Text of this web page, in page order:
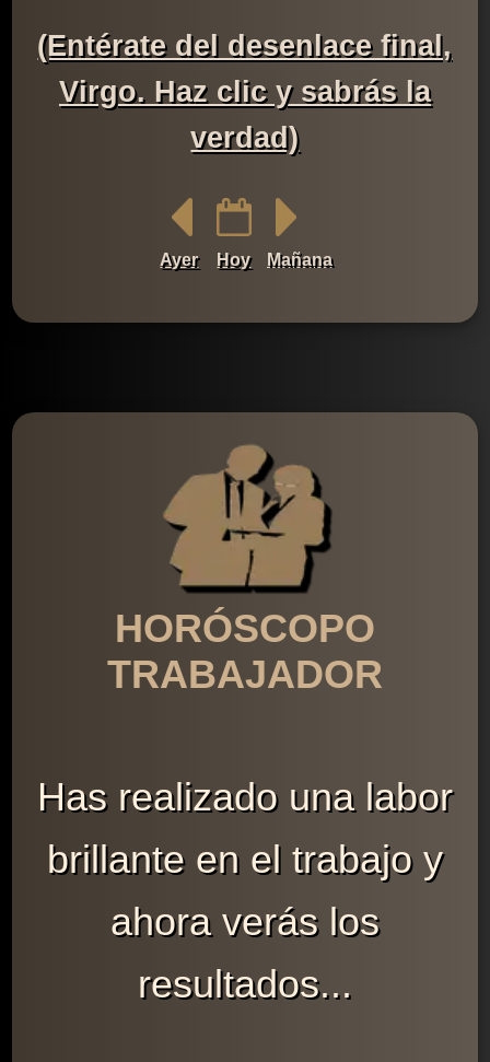
(Entérate del desenlace final,
Virgo. Haz clic y sabrás la
verdad)
Ayer Hoy Mañana
HORÓSCOPO
TRABAJADOR
Has realizado una labor
brillante en el trabajo y
ahora verás los
resultados...